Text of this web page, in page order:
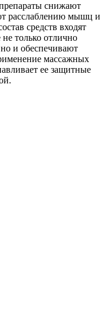
снижают
расслаблению мышц и
средств входят
только отлично
и обеспечивают
массажных
ее защитные